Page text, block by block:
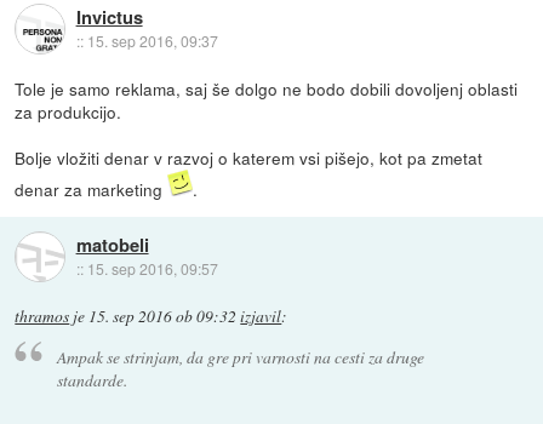
Invictus
:: 15. sep 2016, 09:37
Tole je samo reklama, saj še dolgo ne bodo dobili dovoljenj oblasti
za produkcijo.
Bolje vložiti denar v razvoj o katerem vsi pišejo, kot pa zmetat
denar za marketing
.
matobeli
:: 15. sep 2016, 09:57
thramos je 15. sep 2016 ob 09:32 izjavil:
Ampak se strinjam, da gre pri varnosti na cesti za druge
standarde.